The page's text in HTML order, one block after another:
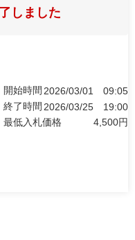
しました
開始時間 2026/03/01
09:05
終了時間 2026/03/25
19:00
最低入札価格
4,500円